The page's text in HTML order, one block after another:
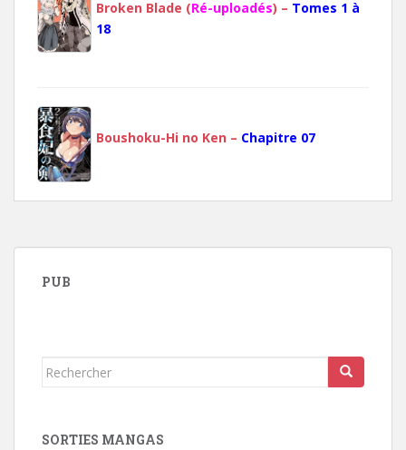
Broken Blade (Ré-uploadés) – Tomes 1 à
18
Boushoku-Hi no Ken – Chapitre 07
PUB
Rechercher...
SORTIES MANGAS